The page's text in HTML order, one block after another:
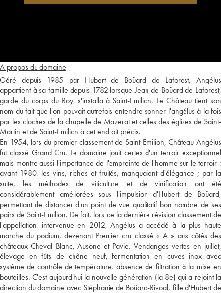
A propos du domaine
Géré depuis 1985 par Hubert de Boüard de Laforest, Angélus
appartient à sa famille depuis 1782 lorsque Jean de Boüard de Laforest,
garde du corps du Roy, s'installa à Saint-Emilion. Le Château tient son
nom du fait que l'on pouvait autrefois entendre sonner l'angélus à la fois
par les cloches de la chapelle de Mazerat et celles des églises de Saint-
Martin et de Saint-Emilion à cet endroit précis.
En 1954, lors du premier classement de Saint-Emilion, Château Angélus
fut classé Grand Cru. Le domaine jouit certes d'un terroir exceptionnel
mais montre aussi l'importance de l'empreinte de l'homme sur le terroir :
avant 1980, les vins, riches et fruités, manquaient d'élégance ; par la
suite, les méthodes de viticulture et de vinification ont été
considérablement améliorées sous l'impulsion d'Hubert de Boüard,
permettant de distancer d'un point de vue qualitatif bon nombre de ses
pairs de Saint-Emilion. De fait, lors de la dernière révision classement de
l'appellation, intervenue en 2012, Angélus a accédé à la plus haute
marche du podium, devenant Premier cru classé « A » aux côtés des
châteaux Cheval Blanc, Ausone et Pavie. Vendanges vertes en juillet,
élevage en fûts de chêne neuf, fermentation en cuves inox avec
système de contrôle de température, absence de filtration à la mise en
bouteilles. C'est aujourd'hui la nouvelle génération (la 8e) qui a rejoint la
direction du domaine avec Stéphanie de Boüard-Rivoal, fille d'Hubert de